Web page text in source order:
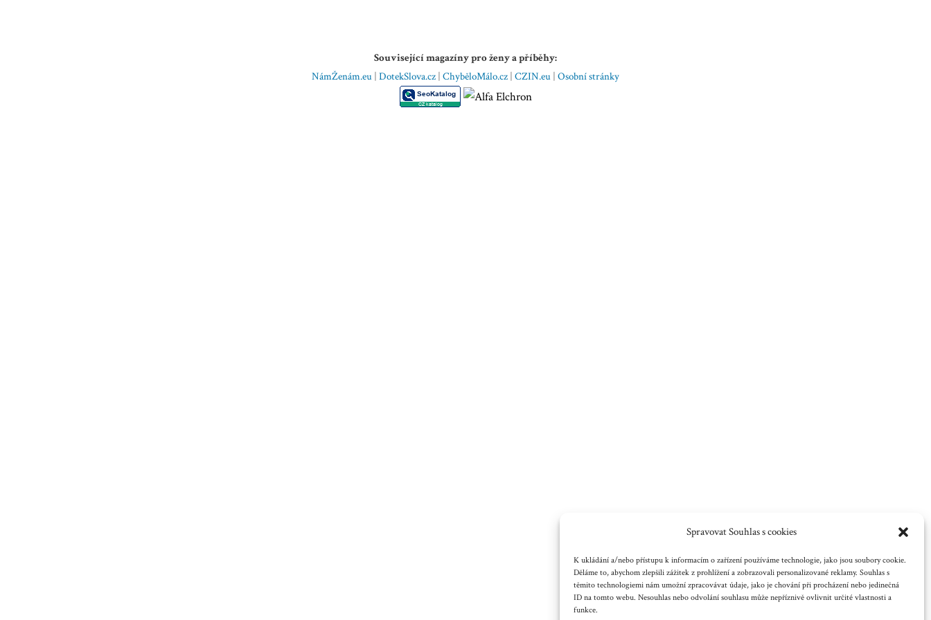
Spravovat Souhlas s cookies
K ukládání a/nebo přístupu k informacím o zařízení používáme technologie, jako jsou soubory cookie.
Děláme to, abychom zlepšili zážitek z prohlížení a zobrazovali personalizované reklamy. Souhlas s
těmito technologiemi nám umožní zpracovávat údaje, jako je chování při procházení nebo jedinečná
ID na tomto webu. Nesouhlas nebo odvolání souhlasu může nepříznivě ovlivnit určité vlastnosti a
funkce.
Související magazíny pro ženy a příběhy:
NámŽenám.eu | DotekSlova.cz | ChyběloMálo.cz | CZIN.eu | Osobní stránky